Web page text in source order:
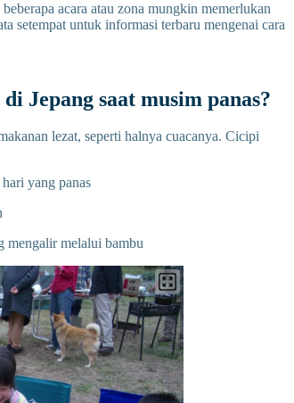
acara atau zona mungkin memerlukan
setempat untuk informasi terbaru mengenai cara
Jepang saat musim panas?
lezat, seperti halnya cuacanya. Cicipi
yang panas
mengalir melalui bambu